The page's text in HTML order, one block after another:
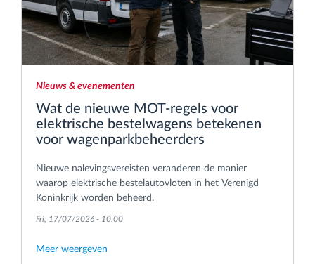
Nieuws & evenementen
Wat de nieuwe MOT-regels voor
elektrische bestelwagens betekenen
voor wagenparkbeheerders
Nieuwe nalevingsvereisten veranderen de manier
waarop elektrische bestelautovloten in het Verenigd
Koninkrijk worden beheerd.
Fri, 17/07/2026 - 10:00
Meer weergeven